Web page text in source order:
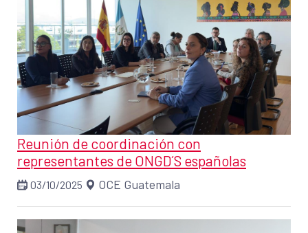
Reunión de coordinación con
representantes de ONGD´S españolas
03/10/2025 OCE Guatemala